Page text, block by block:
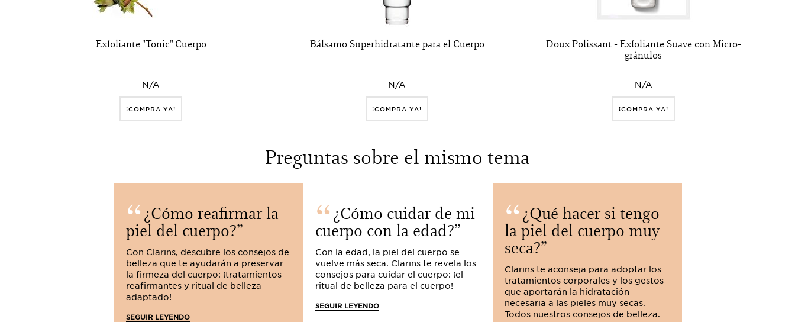
Exfoliante "Tonic" Cuerpo
N/A
¡COMPRA YA!
Bálsamo Superhidratante para el Cuerpo
N/A
¡COMPRA YA!
Doux Polissant - Exfoliante Suave con Micro-
gránulos
N/A
¡COMPRA YA!
Preguntas sobre el mismo tema
¿Cómo reafirmar la
piel del cuerpo?
Con Clarins, descubre los consejos de
belleza que te ayudarán a preservar
la firmeza del cuerpo: ¡tratamientos
reafirmantes y ritual de belleza
adaptado!
SEGUIR LEYENDO
¿Cómo cuidar de mi
cuerpo con la edad?
Con la edad, la piel del cuerpo se
vuelve más seca. Clarins te revela los
consejos para cuidar el cuerpo: ¡el
ritual de belleza para el cuerpo!
SEGUIR LEYENDO
¿Qué hacer si tengo
la piel del cuerpo muy
seca?
Clarins te aconseja para adoptar los
tratamientos corporales y los gestos
que aportarán la hidratación
necesaria a las pieles muy secas.
Todos nuestros consejos de belleza.